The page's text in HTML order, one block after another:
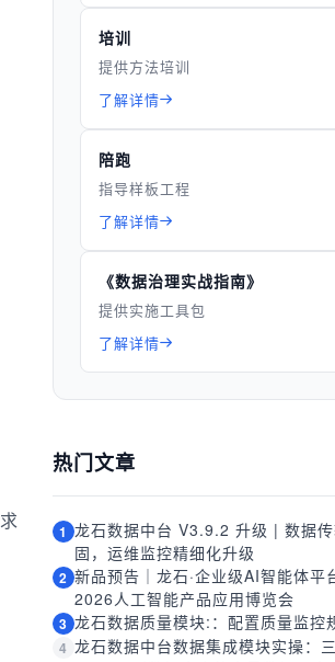
培训
提供方法培训
了解详情
陪跑
指导样板工程
了解详情
《数据治理实战指南》
提供实施工具包
了解详情
热门文章
1 龙石数据中台 V3.9.2 升级 | 数据
固，运维监控精细化升级
2 新品预告｜龙石·企业级AI智能体平
2026人工智能产品应用博览会
3 龙石数据质量模块:：配置质量监控
4 龙石数据中台数据集成模块实操：